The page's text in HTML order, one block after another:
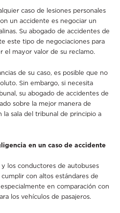
caso de lesiones personales
un accidente es negociar un
Su abogado de accidentes de
este tipo de negociaciones para
el mayor valor de su reclamo.
de su caso, es posible que no
Sin embargo, si necesita
su abogado de accidentes de
sobre la mejor manera de
la sala del tribunal de principio a
en un caso de accidente
los conductores de autobuses
con altos estándares de
en comparación con
los vehículos de pasajeros.